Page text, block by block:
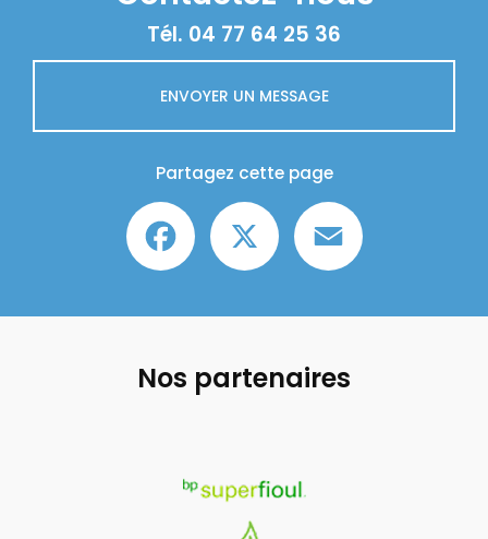
Tél. 04 77 64 25 36
ENVOYER UN MESSAGE
Partagez cette page
Facebook
Nos partenaires